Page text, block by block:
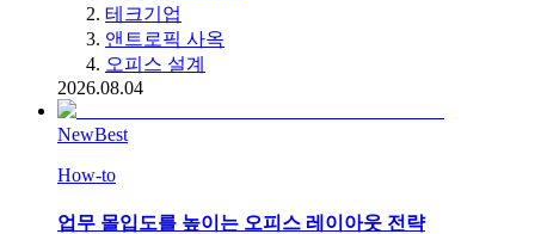
테크기업
앤트로픽 사옥
오피스 설계
2026.08.04
NewBest
How-to
업무 몰입도를 높이는 오피스 레이아웃 전략